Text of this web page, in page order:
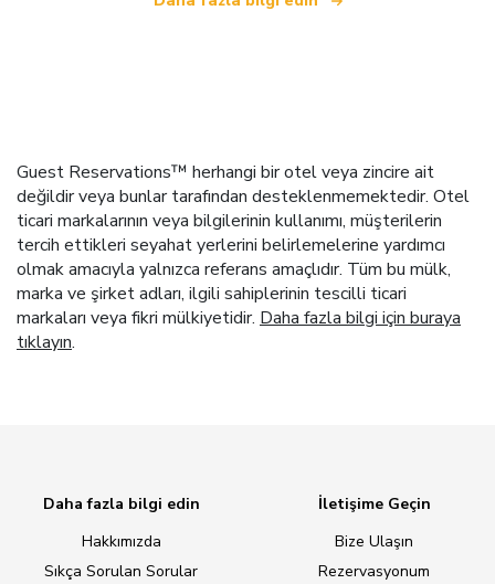
Guest Reservations™ herhangi bir otel veya zincire ait
değildir veya bunlar tarafından desteklenmemektedir. Otel
ticari markalarının veya bilgilerinin kullanımı, müşterilerin
tercih ettikleri seyahat yerlerini belirlemelerine yardımcı
olmak amacıyla yalnızca referans amaçlıdır. Tüm bu mülk,
marka ve şirket adları, ilgili sahiplerinin tescilli ticari
markaları veya fikri mülkiyetidir. Daha fazla bilgi için buraya
tıklayın.
Daha fazla bilgi edin
Hakkımızda
Sıkça Sorulan Sorular
İletişime Geçin
Bize Ulaşın
Rezervasyonum